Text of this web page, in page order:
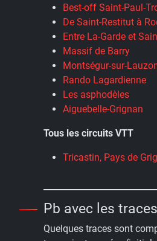
Best-off Saint-Paul-
De Saint-Restitut à
Entre La-Garde et
Massif de Barry
Montségur-sur-
Rando Lagardienne
Les asphodèles
Aiguebelle-Grignan
Tous les circuits VTT
Tricastin, Pays de
Pb avec les traces
Quelques traces sont